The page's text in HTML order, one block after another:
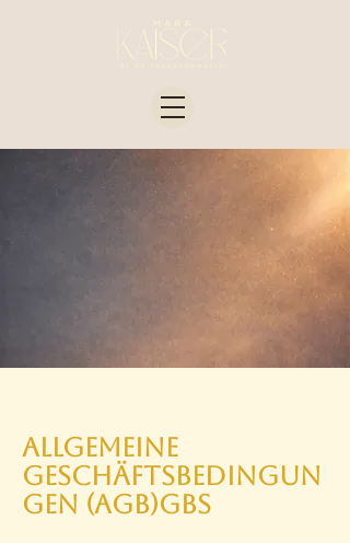
Allgemeine
Geschäftsbedingun
gen (AGB)GBs